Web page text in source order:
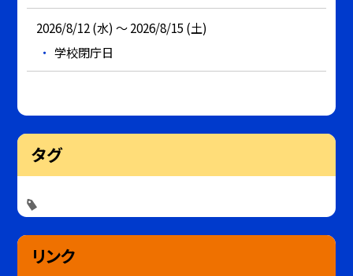
2026/8/12 (水) ～ 2026/8/15 (土)
学校閉庁日
タグ
リンク